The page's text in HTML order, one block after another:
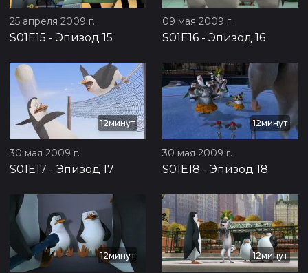
25 апреля 2009 г.
S01E15 - Эпизод 15
09 мая 2009 г.
S01E16 - Эпизод 16
12минут
30 мая 2009 г.
S01E17 - Эпизод 17
12минут
30 мая 2009 г.
S01E18 - Эпизод 18
12минут 12минут